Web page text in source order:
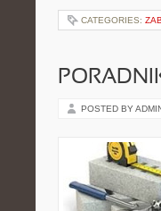
CATEGORIES:
POSTED BY